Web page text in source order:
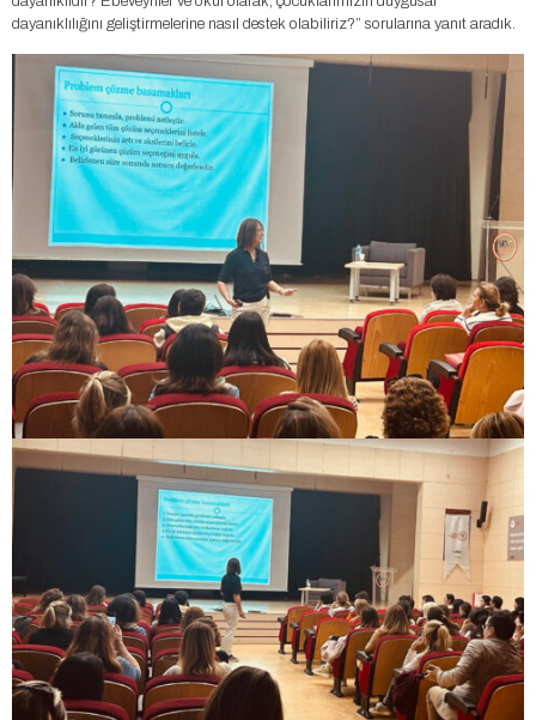
dayanıklılığını geliştirmelerine nasıl destek olabiliriz?” sorularına yanıt aradık.